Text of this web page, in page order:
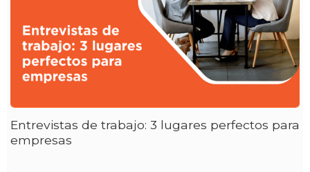
Entrevistas de trabajo: 3 lugares perfectos para
empresas